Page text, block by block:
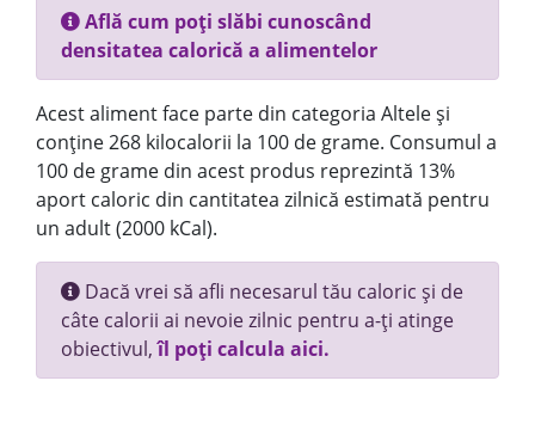
Află cum poți slăbi cunoscând
densitatea calorică a alimentelor
Acest aliment face parte din categoria Altele și
conține 268 kilocalorii la 100 de grame. Consumul a
100 de grame din acest produs reprezintă 13%
aport caloric din cantitatea zilnică estimată pentru
un adult (2000 kCal).
Dacă vrei să afli necesarul tău caloric și de
câte calorii ai nevoie zilnic pentru a-ți atinge
obiectivul,îl poți calcula aici.